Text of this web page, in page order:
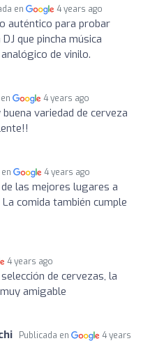
en 4 years ago
auténtico para probar
que pincha música
de vinilo.
4 years ago
buena variedad de cerveza
4 years ago
de las mejores lugares a
comida también cumple
4 years ago
de cervezas, la
amigable
Publicada en
4 years